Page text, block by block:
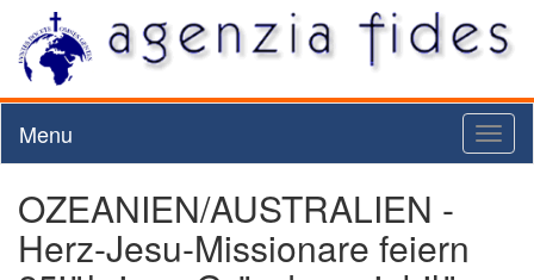
Menu
OZEANIEN/AUSTRALIEN -
Herz-Jesu-Missionare feiern